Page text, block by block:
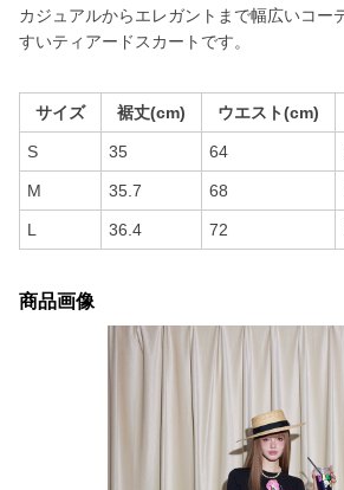
カジュアルからエレガントまで幅広いコー
すいティアードスカートです。
サイズ 裾丈(cm) ウエスト(cm)
S 35 64
M 35.7 68
L 36.4 72
商品画像